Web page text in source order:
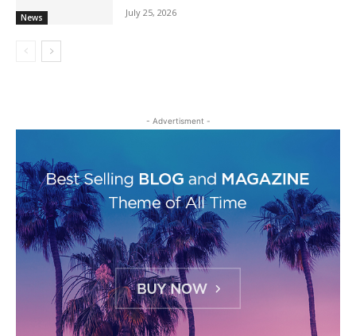
News July 25, 2026
- Advertisment -